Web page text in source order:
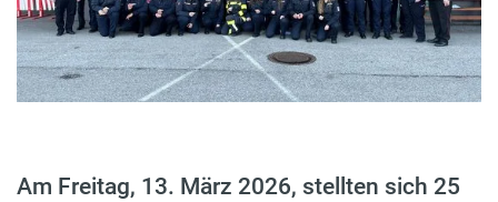
Am Freitag, 13. März 2026, stellten sich 25